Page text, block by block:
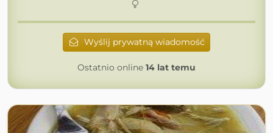
Wyślij prywatną wiadomość
Ostatnio online 14 lat temu